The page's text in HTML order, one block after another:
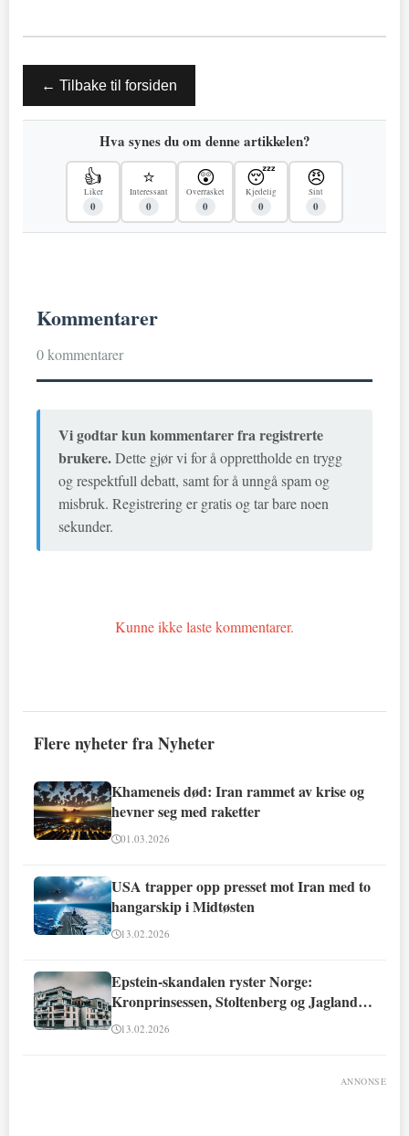
← Tilbake til forsiden
Hva synes du om denne artikkelen?
👍
Liker
0
⭐
Interessant
0
😲
Overrasket
0
😴
Kjedelig
0
😠
Sint
0
Kommentarer
0 kommentarer
Vi godtar kun kommentarer fra registrerte
brukere.Dette gjør vi for å opprettholde en trygg
og respektfull debatt, samt for å unngå spam og
misbruk. Registrering er gratis og tar bare noen
sekunder.
Kunne ikke laste kommentarer.
Flere nyheter fra Nyheter
Khameneis død: Iran rammet av krise og
hevner seg med raketter
01.03.2026
USA trapper opp presset mot Iran med to
hangarskip i Midtøsten
13.02.2026
Epstein-skandalen ryster Norge:
Kronprinsessen, Stoltenberg og Jagland
involvert
13.02.2026
ANNONSE